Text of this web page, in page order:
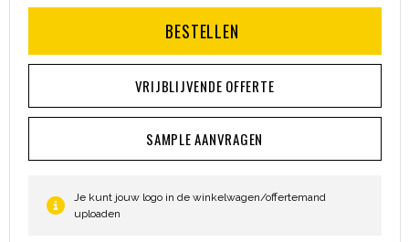
BESTELLEN
VRIJBLIJVENDE OFFERTE
SAMPLE AANVRAGEN
Je kunt jouw logo in de winkelwagen/offertemand
uploaden